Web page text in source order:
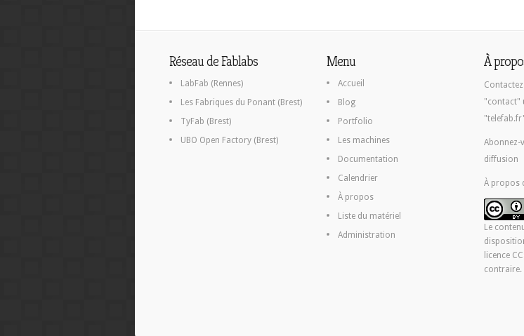
Réseau de Fablabs
LabFab (Rennes)
Les Fabriques du Ponant (Brest)
TyFab (Brest)
UBO Open Factory (Brest)
Menu
Accueil
Blog
Portfolio
Les machines
Documentation
Calendrier
À propos
Liste du matériel
Administration
À
"contact"
Abonnez-
diffusion
À propos
Le
licence
contraire.